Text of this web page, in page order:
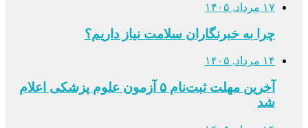
۱۷ مرداد, ۱۴۰۵
چرا به خبرنگاران سلامت نیاز داریم؟
۱۴ مرداد, ۱۴۰۵
آخرین مهلت ثبت‌نام ۵ آزمون علوم پزشکی اعلام
شد